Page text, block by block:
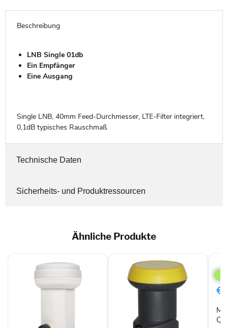
Beschreibung
LNB Single 01db
Ein Empfänger
Eine Ausgang
Single LNB, 40mm Feed-Durchmesser, LTE-Filter integriert,
0,1dB typisches Rauschmaß
Technische Daten
Sicherheits- und Produktressourcen
Ähnliche Produkte
HD-
LNB